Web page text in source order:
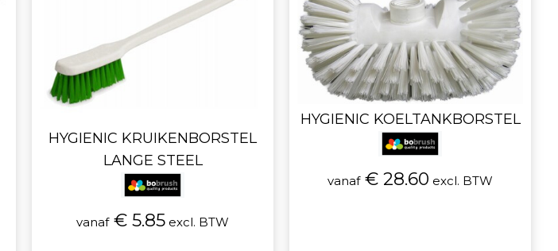
HYGIENIC KRUIKENBORSTEL
LANGE STEEL
vanaf€ 5.85 excl. BTW
HYGIENIC KOELTANKBORSTEL
vanaf€ 28.60 excl. BTW